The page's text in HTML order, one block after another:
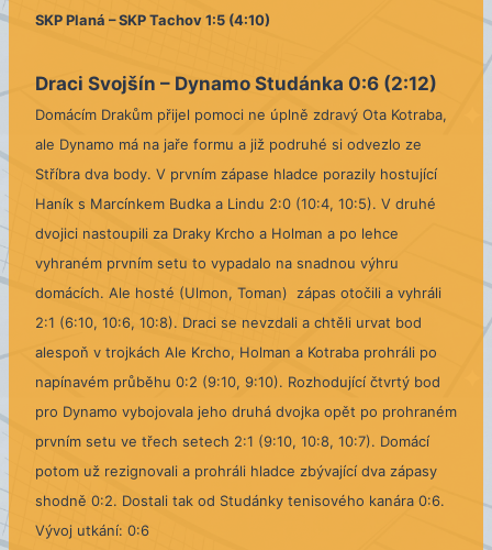
SKP Planá – SKP Tachov 1:5 (4:10)
Draci Svojšín – Dynamo Studánka 0:6 (2:12)
Domácím Drakům přijel pomoci ne úplně zdravý Ota Kotraba,
ale Dynamo má na jaře formu a již podruhé si odvezlo ze
Stříbra dva body. V prvním zápase hladce porazily hostující
Haník s Marcínkem Budka a Lindu 2:0 (10:4, 10:5). V druhé
dvojici nastoupili za Draky Krcho a Holman a po lehce
vyhraném prvním setu to vypadalo na snadnou výhru
domácích. Ale hosté (Ulmon, Toman) zápas otočili a vyhráli
2:1 (6:10, 10:6, 10:8). Draci se nevzdali a chtěli urvat bod
alespoň v trojkách Ale Krcho, Holman a Kotraba prohráli po
napínavém průběhu 0:2 (9:10, 9:10). Rozhodující čtvrtý bod
pro Dynamo vybojovala jeho druhá dvojka opět po prohraném
prvním setu ve třech setech 2:1 (9:10, 10:8, 10:7). Domácí
potom už rezignovali a prohráli hladce zbývající dva zápasy
shodně 0:2. Dostali tak od Studánky tenisového kanára 0:6.
Vývoj utkání: 0:6